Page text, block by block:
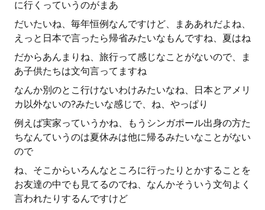
に行くっていうのがまあ
だいたいね、毎年恒例なんですけど、まああれだよね、
えっと日本で言ったら帰省みたいなもんですね、夏はね
だからあんまりね、旅行って感じなことがないので、ま
あ子供たちは文句言ってますね
なんか別のとこ行けないわけみたいなね、日本とアメリ
カ以外ないの?みたいな感じで、ね、やっぱり
例えば実家っていうかね、もうシンガポール出身の方た
ちなんていうのは夏休みは他に帰るみたいなことがない
ので
ね、そこからいろんなところに行ったりとかすることを
お友達の中でも見てるのでね、なんかそういう文句よく
言われたりするんですけど